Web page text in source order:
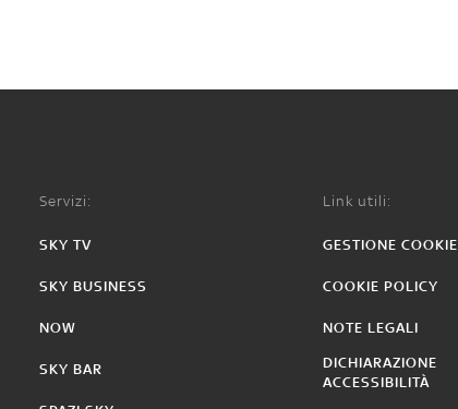
Servizi:
SKY TV
SKY BUSINESS
NOW
SKY BAR
Link utili:
GESTIONE COOKIE
COOKIE POLICY
NOTE LEGALI
DICHIARAZIONE
ACCESSIBILITÀ